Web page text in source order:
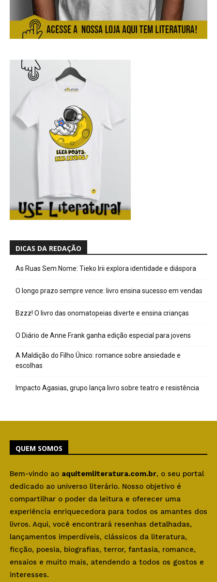
DICAS DA REDAÇÃO
As Ruas Sem Nome: Tieko Irii explora identidade e diáspora
O longo prazo sempre vence: livro ensina sucesso em vendas
Bzzz! O livro das onomatopeias diverte e ensina crianças
O Diário de Anne Frank ganha edição especial para jovens
A Maldição do Filho Único: romance sobre ansiedade e
escolhas
Impacto Agasias, grupo lança livro sobre teatro e resistência
QUEM SOMOS
Bem-vindo ao aquitemliteratura.com.br, o seu portal
dedicado ao universo literário. Nosso objetivo é
compartilhar o poder da leitura e oferecer uma
experiência enriquecedora para todos os amantes dos
livros. Aqui, você encontrará resenhas detalhadas,
lançamentos imperdíveis, clássicos da literatura,
ficção, poesia, biografias, terror, fantasia, romance,
ensaios e muito mais, atendendo a todos os gostos e
interesses.